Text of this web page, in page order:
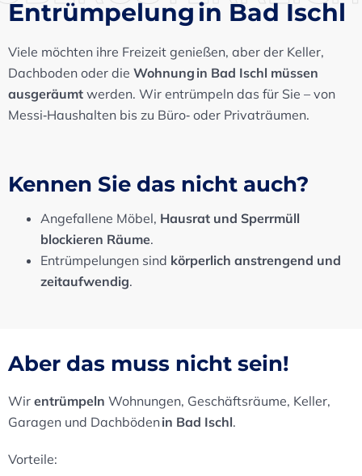
Entrümpelung in Bad Ischl
Viele möchten ihre Freizeit genießen, aber der Keller,
Dachboden oder die Wohnung in Bad Ischl müssen
ausgeräumt werden. Wir entrümpeln das für Sie – von
Messi‑Haushalten bis zu Büro‑ oder Privaträumen.
Kennen Sie das nicht auch?
Angefallene Möbel, Hausrat und Sperrmüll
blockieren Räume.
Entrümpelungen sind körperlich anstrengend und
zeitaufwendig.
Aber das muss nicht sein!
Wir entrümpeln Wohnungen, Geschäftsräume, Keller,
Garagen und Dachbödenin Bad Ischl.
Vorteile: